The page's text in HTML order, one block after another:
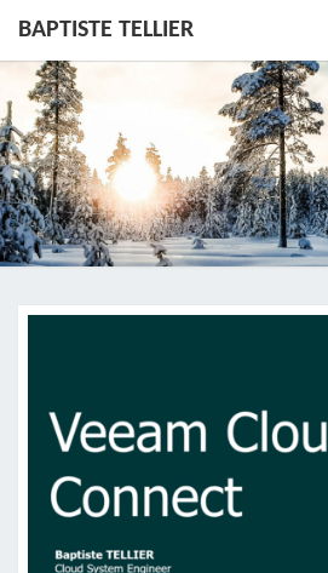
BAPTISTE TELLIER